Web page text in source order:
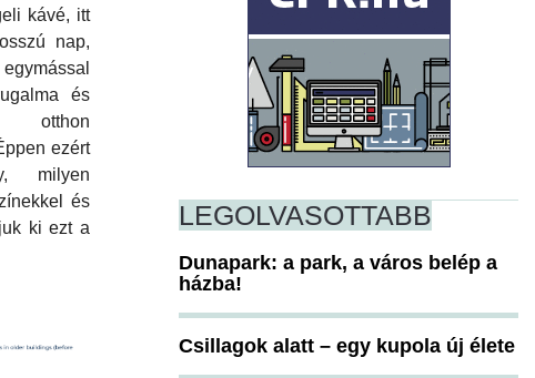
kávé, itt
nap,
és
ezért
milyen
és
ki ezt a
LEGOLVASOTTABB
Dunapark: a park, a város belép a
házba!
Csillagok alatt – egy kupola új élete